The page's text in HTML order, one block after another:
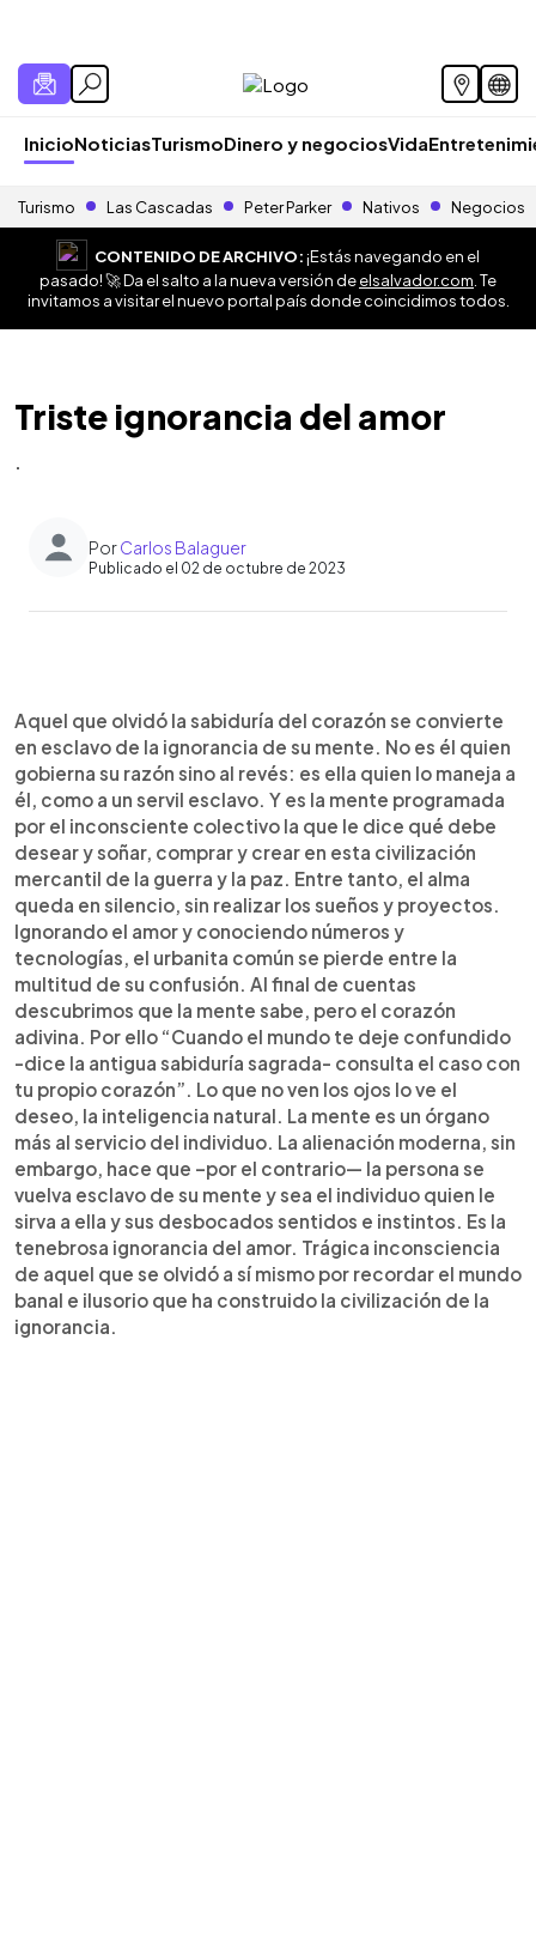
InicioNoticiasTurismoDinero y negociosVida
Turismo Las Cascadas Peter Parker Nativos Negocios
CONTENIDO DE ARCHIVO:¡Estás navegando en el
pasado! 🚀 Da el salto a la nueva versión deelsalvador.com . Te
invitamos a visitar el nuevo portal país donde coincidimos todos.
Triste ignorancia del amor
.
PorCarlos Balaguer
Publicado el 02 de octubre de 2023
Escuchar artículo
Aquel que olvidó la sabiduría del corazón se convierte
en esclavo de la ignorancia de su mente. No es él quien
gobierna su razón sino al revés: es ella quien lo maneja a
él, como a un servil esclavo. Y es la mente programada
por el inconsciente colectivo la que le dice qué debe
desear y soñar, comprar y crear en esta civilización
mercantil de la guerra y la paz. Entre tanto, el alma
queda en silencio, sin realizar los sueños y proyectos.
Ignorando el amor y conociendo números y
tecnologías, el urbanita común se pierde entre la
multitud de su confusión. Al final de cuentas
descubrimos que la mente sabe, pero el corazón
adivina. Por ello “Cuando el mundo te deje confundido
-dice la antigua sabiduría sagrada- consulta el caso con
tu propio corazón”. Lo que no ven los ojos lo ve el
deseo, la inteligencia natural. La mente es un órgano
más al servicio del individuo. La alienación moderna, sin
embargo, hace que –por el contrario— la persona se
vuelva esclavo de su mente y sea el individuo quien le
sirva a ella y sus desbocados sentidos e instintos. Es la
tenebrosa ignorancia del amor. Trágica inconsciencia
de aquel que se olvidó a sí mismo por recordar el mundo
banal e ilusorio que ha construido la civilización de la
ignorancia.